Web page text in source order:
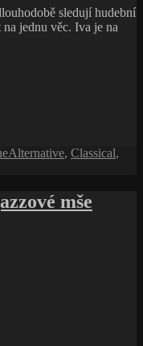
sledují hudební
jednu věc. Iva je na
Štítky:
Alternative, Classical,
mše